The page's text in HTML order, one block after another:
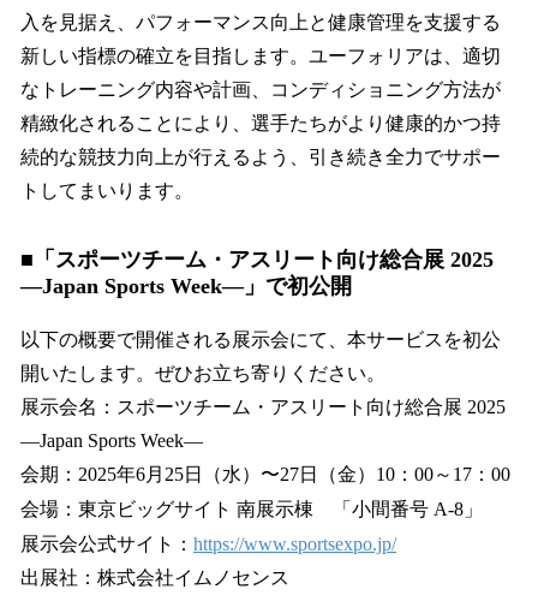
入を見据え、パフォーマンス向上と健康管理を支援する
新しい指標の確立を目指します。ユーフォリアは、適切
なトレーニング内容や計画、コンディショニング方法が
精緻化されることにより、選手たちがより健康的かつ持
続的な競技力向上が行えるよう、引き続き全力でサポー
トしてまいります。
■「スポーツチーム・アスリート向け総合展 2025
—Japan Sports Week—」で初公開
以下の概要で開催される展示会にて、本サービスを初公
開いたします。ぜひお立ち寄りください。
展示会名：スポーツチーム・アスリート向け総合展 2025
—Japan Sports Week—
会期：2025年6月25日（水）〜27日（金）10：00～17：00
会場：東京ビッグサイト 南展示棟 「小間番号 A-8」
展示会公式サイト： https://www.sportsexpo.jp/
出展社：株式会社イムノセンス